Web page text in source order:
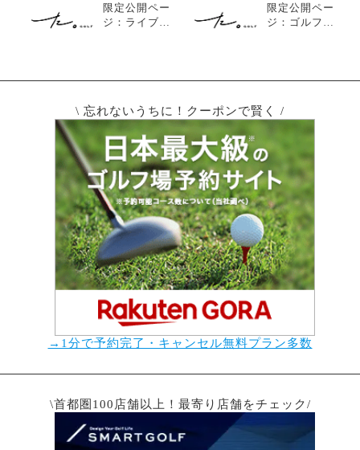
限定公開ペー
ジ：ライブ配
の練習方法と
14】
限定公開ペー
ジ：ゴルファ
ちとも流、賢
の秘訣を公
開！【反省会#
15】
\ 忘れないうちに！クーポンで賢く /
→1分で予約完了・キャンセル無料プラン多数
\首都圏100店舗以上！最寄り店舗をチェック/